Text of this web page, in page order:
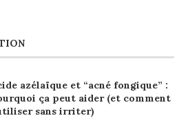
azélaïque et “acné fongique” :
ça peut aider (et comment
sans irriter)